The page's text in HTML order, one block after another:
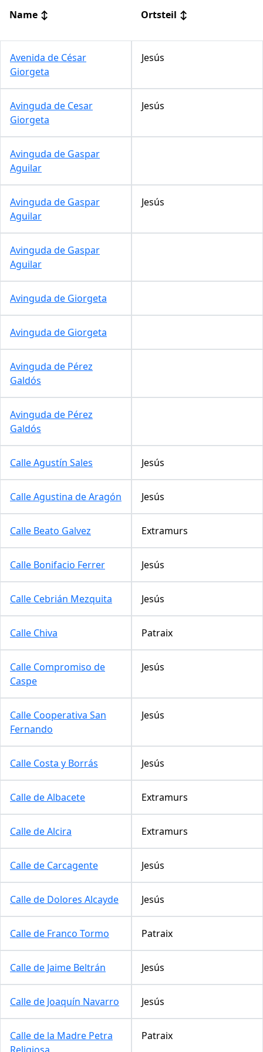
Name ↕ Ortsteil ↕
Avenida de César
Giorgeta
Jesús
Avinguda de Cesar
Giorgeta
Jesús
Avinguda de Gaspar
Aguilar
Avinguda de Gaspar
Aguilar
Jesús
Avinguda de Gaspar
Aguilar
Avinguda de Giorgeta
Avinguda de Giorgeta
Avinguda de Pérez
Galdós
Avinguda de Pérez
Galdós
Calle Agustín Sales Jesús
Calle Agustina de Aragón Jesús
Calle Beato Galvez Extramurs
Calle Bonifacio Ferrer Jesús
Calle Cebrián Mezquita Jesús
Calle Chiva Patraix
Calle Compromiso de
Caspe
Jesús
Calle Cooperativa San
Fernando
Jesús
Calle Costa y Borrás Jesús
Calle de Albacete Extramurs
Calle de Alcira Extramurs
Calle de Carcagente Jesús
Calle de Dolores Alcayde Jesús
Calle de Franco Tormo Patraix
Calle de Jaime Beltrán Jesús
Calle de Joaquín Navarro Jesús
Calle de la Madre Petra
Religiosa
Patraix